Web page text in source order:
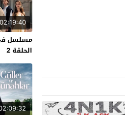
02:19:40
مسلسل
الحلقة 2